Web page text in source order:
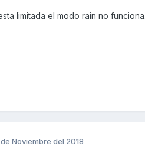
limitada el modo rain no funciona.
Noviembre del 2018